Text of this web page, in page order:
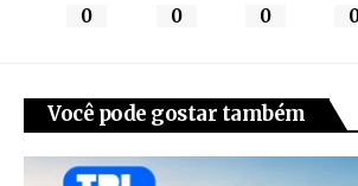
0 0 0
Você pode gostar também